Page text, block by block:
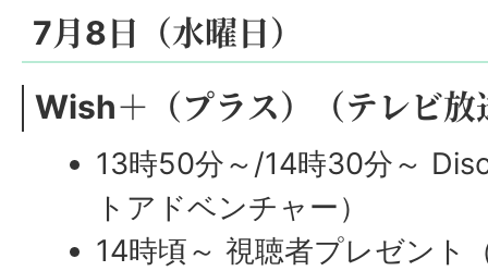
7月8日（水曜日）
Wish＋（プラス）（テレビ放
13時50分～/14時30分～
トアドベンチャー）
14時頃～ 視聴者プレゼント